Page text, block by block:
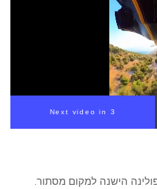
Next video in 2
הישנה למקום מסתור.